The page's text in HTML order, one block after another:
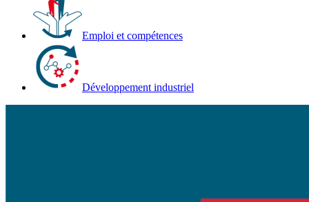
Emploi et compétences
Développement industriel